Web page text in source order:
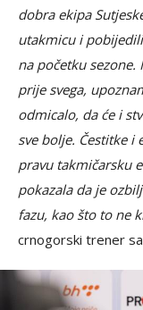
dobra ekipa
utakmicu i
na početku sezone.
prije svega,
odmicalo, da će i
sve bolje. Čestitke i
pravu takmičarsku
pokazala da je
fazu, kao što to ne
crnogorski trener